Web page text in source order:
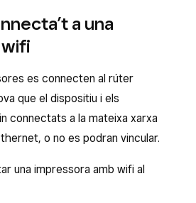
a la pantalla per
amb els valors
la impressora des
de TPV de Square:
de TPV.
a una
wifi
es connecten al rúter
que el dispositiu i els
connectats a la mateixa xarxa
o no es podran vincular.
una impressora amb wifi al